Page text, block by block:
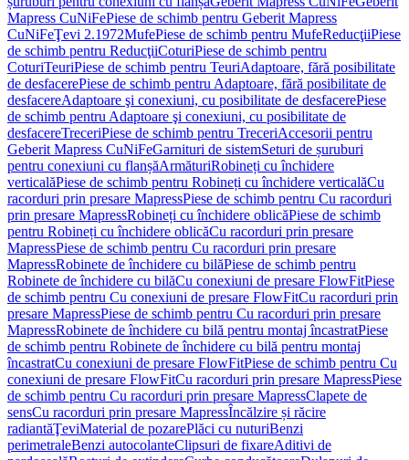
Mapress CuNiFePiese de schimb pentru Geberit Mapress
CuNiFeŢevi 2.1972MufePiese de schimb pentru MufeReducţiiPiese
de schimb pentru ReducţiiCoturiPiese de schimb pentru
CoturiTeuriPiese de schimb pentru TeuriAdaptoare, fără posibilitate
de desfacerePiese de schimb pentru Adaptoare, fără posibilitate de
desfacereAdaptoare şi conexiuni, cu posibilitate de desfacerePiese
de schimb pentru Adaptoare şi conexiuni, cu posibilitate de
desfacereTreceriPiese de schimb pentru TreceriAccesorii pentru
Geberit Mapress CuNiFeGarnituri de sistemSeturi de șuruburi
pentru conexiuni cu flanșăArmăturiRobineți cu închidere
verticalăPiese de schimb pentru Robineți cu închidere verticalăCu
racorduri prin presare MapressPiese de schimb pentru Cu racorduri
prin presare MapressRobineți cu închidere oblicăPiese de schimb
pentru Robineți cu închidere oblicăCu racorduri prin presare
MapressPiese de schimb pentru Cu racorduri prin presare
MapressRobinete de închidere cu bilăPiese de schimb pentru
Robinete de închidere cu bilăCu conexiuni de presare FlowFitPiese
de schimb pentru Cu conexiuni de presare FlowFitCu racorduri prin
presare MapressPiese de schimb pentru Cu racorduri prin presare
MapressRobinete de închidere cu bilă pentru montaj încastratPiese
de schimb pentru Robinete de închidere cu bilă pentru montaj
încastratCu conexiuni de presare FlowFitPiese de schimb pentru Cu
conexiuni de presare FlowFitCu racorduri prin presare MapressPiese
de schimb pentru Cu racorduri prin presare MapressClapete de
sensCu racorduri prin presare MapressÎncălzire și răcire
radiantăŢeviMaterial de pozarePlăci cu nuturiBenzi
perimetraleBenzi autocolanteClipsuri de fixareAditivi de